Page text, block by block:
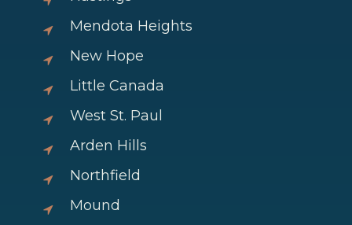
Mendota Heights
New Hope
Little Canada
West St. Paul
Arden Hills
Northfield
Mound